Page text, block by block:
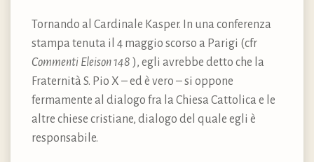
Tornando al Cardinale Kasper. In una conferenza
stampa tenuta il 4 maggio scorso a Parigi (cfr
Commenti Eleison 148 ), egli avrebbe detto che la
Fraternità S. Pio X – ed è vero – si oppone
fermamente al dialogo fra la Chiesa Cattolica e le
altre chiese cristiane, dialogo del quale egli è
responsabile.